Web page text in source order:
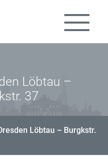
Löbtau –
37
Löbtau – Burgkstr.